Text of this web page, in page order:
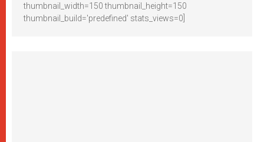
thumbnail_width=150 thumbnail_height=150
thumbnail_build='predefined' stats_views=0]